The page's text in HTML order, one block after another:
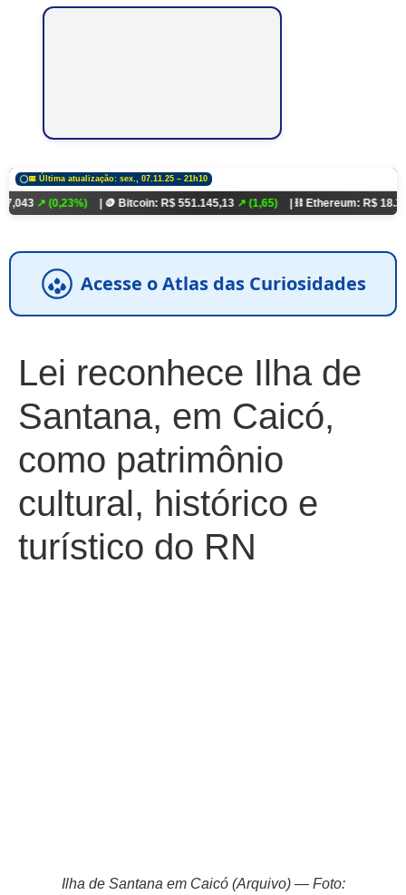
📅 Última atualização: sex., 07.11.25 – 21h10
| 🪙 Bitcoin: R$ 551.145,13↗ (1,65) | ⛓️ Ethereum: R$ 18.321,93 ↗
Acesse o Atlas das Curiosidades
Lei reconhece Ilha de
Santana, em Caicó,
como patrimônio
cultural, histórico e
turístico do RN
Ilha de Santana em Caicó (Arquivo) — Foto: